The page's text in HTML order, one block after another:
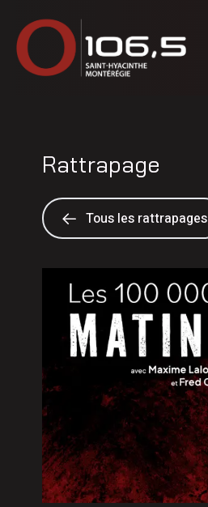
Rattrapage
Tous les rattrapages